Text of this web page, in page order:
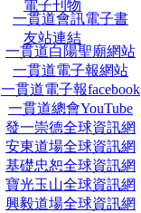
電子刊物
一貫道會訊電子書
友站連結
一貫道白陽聖廟網站
一貫道電子報網站
一貫道電子報facebook
一貫道總會YouTube
發一崇德全球資訊網
安東道場全球資訊網
基礎忠恕全球資訊網
寶光玉山全球資訊網
興毅道場全球資訊網